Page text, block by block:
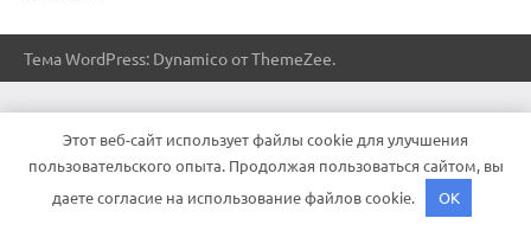
Тема WordPress: Dynamico от ThemeZee.
Этот веб-сайт использует файлы cookie для улучшения
пользовательского опыта. Продолжая пользоваться сайтом, вы
даете согласие на использование файлов cookie.
OK